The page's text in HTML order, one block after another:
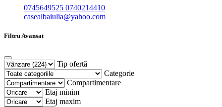
0745649525 0740214410
casealbaiulia@yahoo.com
Filtru Avansat
Tip ofertă
Categorie
Compartimentare
Etaj minim
Etaj maxim